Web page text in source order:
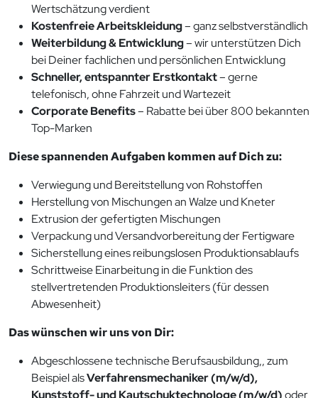
Wertschätzung verdient
Kostenfreie Arbeitskleidung– ganz selbstverständlich
Weiterbildung & Entwicklung– wir unterstützen Dich
bei Deiner fachlichen und persönlichen Entwicklung
Schneller, entspannter Erstkontakt– gerne
telefonisch, ohne Fahrzeit und Wartezeit
Corporate Benefits– Rabatte bei über 800 bekannten
Top-Marken
Diese spannenden Aufgaben kommen auf Dich zu:
Verwiegung und Bereitstellung von Rohstoffen
Herstellung von Mischungen an Walze und Kneter
Extrusion der gefertigten Mischungen
Verpackung und Versandvorbereitung der Fertigware
Sicherstellung eines reibungslosen Produktionsablaufs
Schrittweise Einarbeitung in die Funktion des
stellvertretenden Produktionsleiters (für dessen
Abwesenheit)
Das wünschen wir uns von Dir:
Abgeschlossene technische Berufsausbildung,, zum
Beispiel alsVerfahrensmechaniker (m/w/d),
Kunststoff- und Kautschuktechnologe (m/w/d)oder